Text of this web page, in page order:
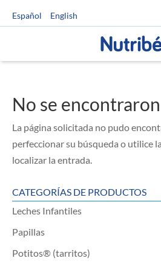
Español English
No se
La página solicitada no pudo
perfeccionar su búsqueda o utilice
localizar la entrada.
CATEGORÍAS DE PRODUCTOS
Leches Infantiles
Papillas
Potitos® (tarritos)